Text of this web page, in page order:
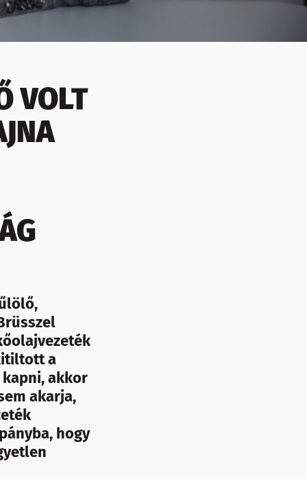
VOLT
a
akkor
akarja,
hogy